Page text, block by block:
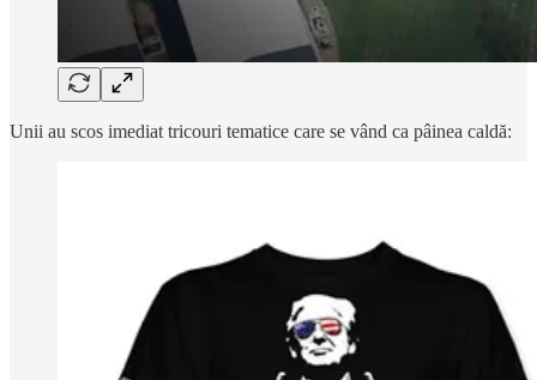
Unii au scos imediat tricouri tematice care se vând ca pâinea caldă: